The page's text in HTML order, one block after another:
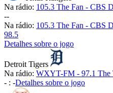
Na rádio: 105.3 The Fan - CBS
--
Na rádio: 105.3 The Fan - CBS
98.5
Detalhes sobre o jogo
Detroit Tigers
Na rádio: WXYT-FM - 97.1 The
- : -Detalhes sobre o jogo